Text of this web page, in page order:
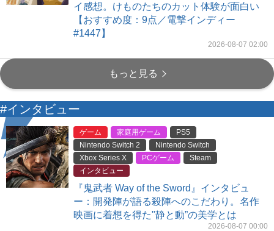
イ感想。けものたちのカット体験が面白い
【おすすめ度：9点／電撃インディー
#1447】
2026-08-07 02:00
もっと見る
#インタビュー
ゲーム 家庭用ゲーム
PS5
Nintendo Switch 2
Nintendo Switch
Xbox Series X
PCゲーム
Steam
インタビュー
『鬼武者 Way of the Sword』インタビュ
ー：開発陣が語る殺陣へのこだわり。名作
映画に着想を得た"静と動”の美学とは
2026-08-07 00:00